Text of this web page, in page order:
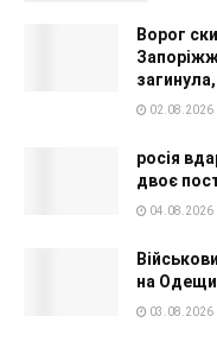
Ворог
02.08.2026
росія
двоє
04.08.2026
на
03.08.2026